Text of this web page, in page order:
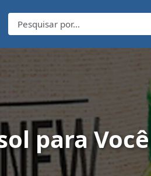
para Você